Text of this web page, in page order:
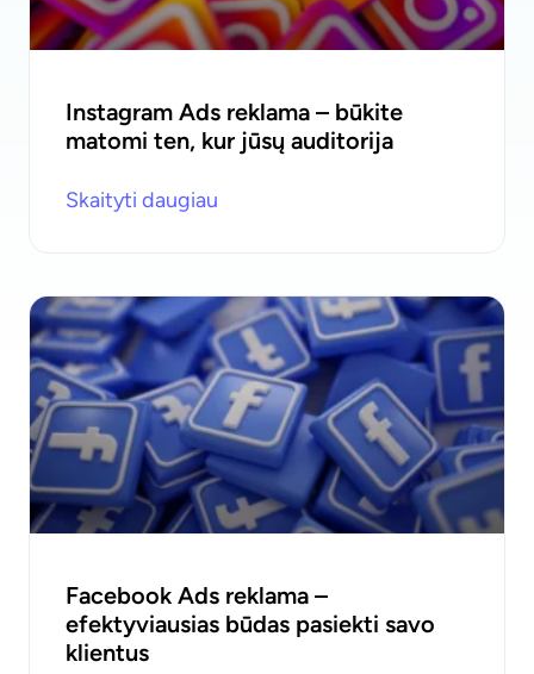
Instagram Ads reklama – būkite
matomi ten, kur jūsų auditorija
Skaityti daugiau
Facebook Ads reklama –
efektyviausias būdas pasiekti savo
klientus